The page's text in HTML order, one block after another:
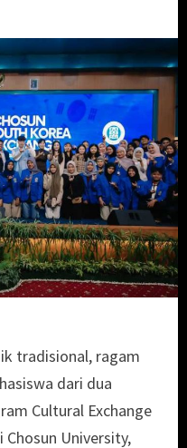
tradisional, ragam
dari dua
Cultural Exchange
University,